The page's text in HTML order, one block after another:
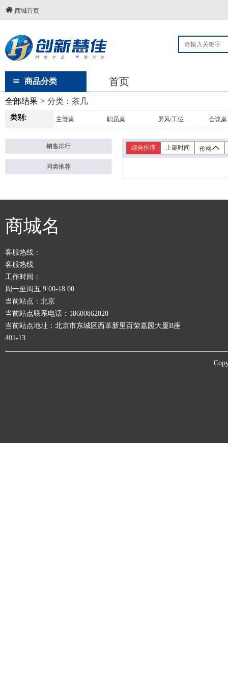
商城首页
商品分类 首页
全部结果 > 分类： 茶几
类别: 主管桌 职员桌 屏风/工位 会议桌
销售排行
同类推荐
综合排序 上架时间 价格
商城名
客服热线：
客服热线
工作时间：
周一至周五 9:00-18:00
当前站点：北京
当前站点联系电话：18600862020
当前站点地址：北京市东城区西革新里百荣嘉园大厦B座
401-13